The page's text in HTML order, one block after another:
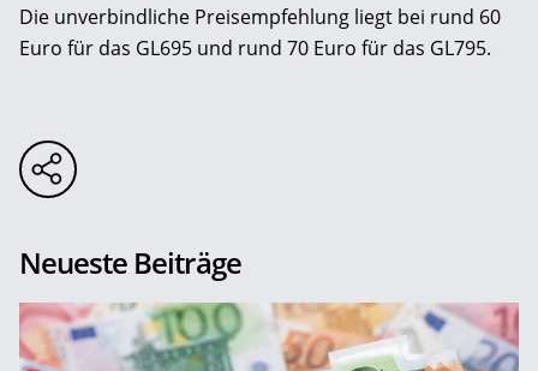
Die unverbindliche Preisempfehlung liegt bei rund 60
Euro für das GL695 und rund 70 Euro für das GL795.
Neueste Beiträge